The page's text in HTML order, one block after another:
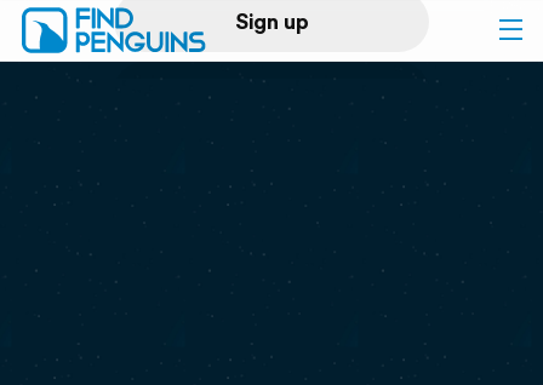
Sign up
Log in
Print a book
Flyover video